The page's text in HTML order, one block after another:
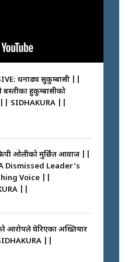
यात्रामा ओली–प्रचण्ड ||
सुरुङमार्ग ? ||
||
आफ्नै घरमा आगो
रोकौँः रवि लामिछाने ||
||
ADDRESS ||
||
Grievances Directly to
Court ||
धनाढ्य सुकुम्बासी ||
बस्तीका हुकुम्बासीको
|| SIDHAKURA ||
ओलीको मुर्छित आवाज ||
Dismissed Leader’s
Voice ||
||
आरोपले घेरिएका अख्तियार
||